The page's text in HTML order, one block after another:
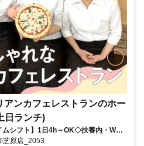
アンカフェレストランのホー
日ランチ)
シフト】1日4h～OK◇扶養内・Wワ
婦(主夫)さん・フリーターさん歓迎
原店_2053